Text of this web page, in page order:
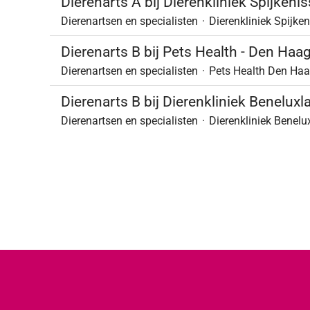
Dierenartsen en specialisten · Dierenkliniek
Dierenarts B bij Pets Health - Den Haag
Dierenartsen en specialisten · Pets Health Den
Dierenarts B bij Dierenkliniek
Dierenartsen en specialisten · Dierenkliniek